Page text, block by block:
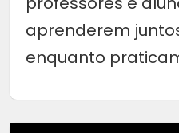
aprenderem
enquanto